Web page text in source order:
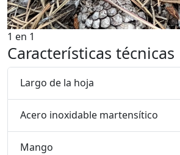
1 en 1
Características técnicas
Largo de la hoja
Acero inoxidable martensítico
Mango